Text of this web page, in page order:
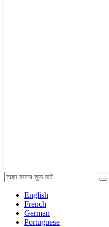
English
French
German
Portuguese